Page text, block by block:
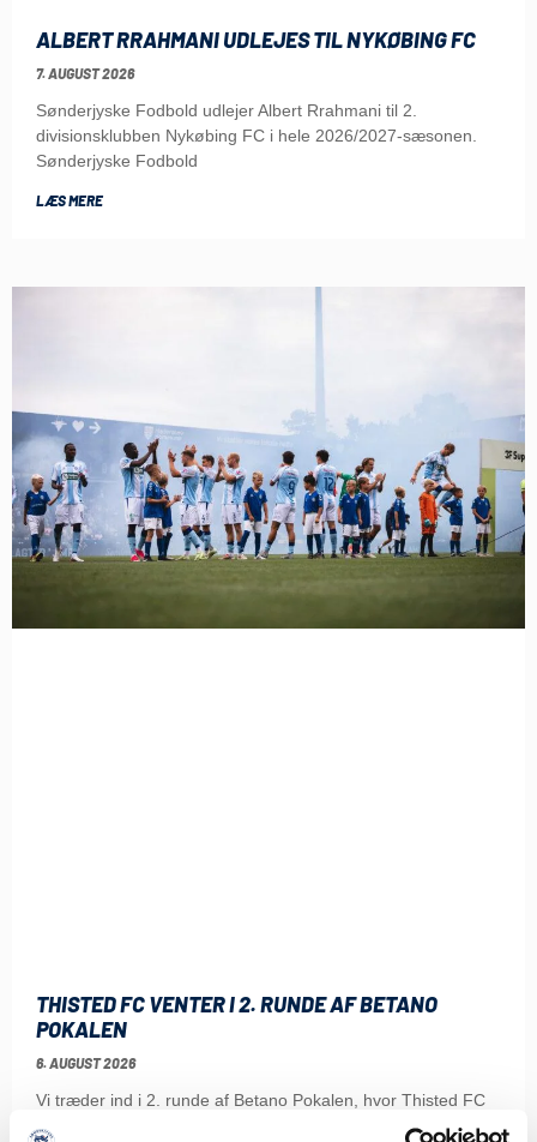
ALBERT RRAHMANI UDLEJES TIL NYKØBING FC
7. AUGUST 2026
Sønderjyske Fodbold udlejer Albert Rrahmani til 2.
divisionsklubben Nykøbing FC i hele 2026/2027-sæsonen.
Sønderjyske Fodbold
LÆS MERE
THISTED FC VENTER I 2. RUNDE AF BETANO
POKALEN
6. AUGUST 2026
Vi træder ind i 2. runde af Betano Pokalen, hvor Thisted FC
fra 2. division